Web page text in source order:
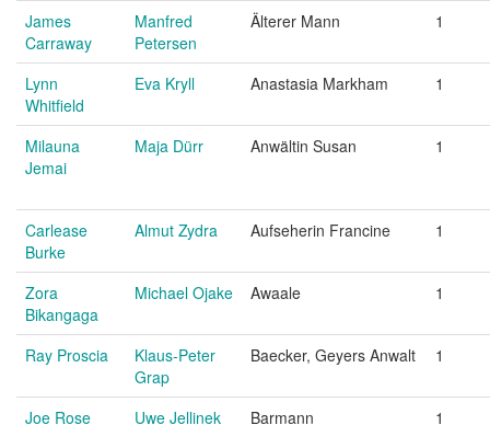
James
Carraway
Manfred
Petersen
Älterer Mann 1
Lynn
Whitfield
Eva Kryll Anastasia Markham 1
Milauna
Jemai
Maja Dürr Anwältin Susan 1
Carlease
Burke
Almut Zydra Aufseherin Francine 1
Zora
Bikangaga
Michael Ojake Awaale 1
Ray Proscia
Klaus-Peter
Grap
Baecker, Geyers Anwalt 1
Joe Rose Uwe Jellinek Barmann
1